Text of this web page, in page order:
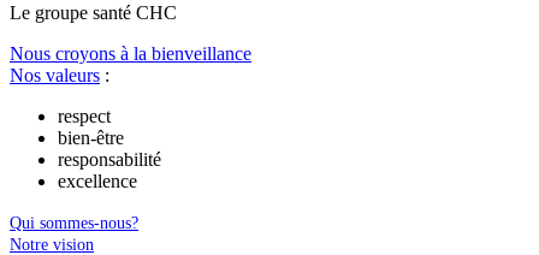
Le groupe santé CHC
Nous croyons à la bienveillance
Nos valeurs :
respect
bien-être
responsabilité
excellence
Qui sommes-nous?
Notre vision